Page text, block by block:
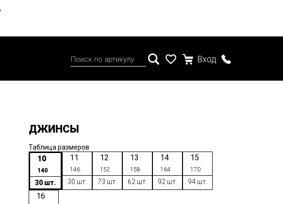
Вход
ДЖИНСЫ
Таблица размеров
10
140
30 шт.
11
146
30 шт.
12
152
73 шт.
13
158
62 шт.
14
164
92 шт.
15
170
94 шт.
16